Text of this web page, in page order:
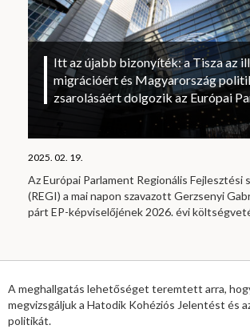
Itt az újabb bizonyíték: a Tisza az
migrációért és Magyarország
zsarolásáért dolgozik az Európai
2025. 02. 19.
Az Európai Parlament Regionális Fejlesztési
(REGI) a mai napon szavazott Gerzsenyi
párt EP-képviselőjének 2026. évi
A meghallgatás lehetőséget teremtett arra,
megvizsgáljuk a Hatodik Kohéziós Jelentést és
politikát.